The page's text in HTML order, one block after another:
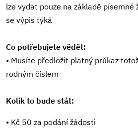
lze vydat pouze na základě písemné
se výpis týká
Co potřebujete vědět:
• Musíte předložit platný průkaz
rodným číslem
Kolik to bude stát:
• Kč 50 za podání žádosti